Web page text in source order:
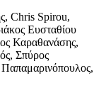
Chris Spirou,
Ευσταθίου
Καραθανάσης,
Σπύρος